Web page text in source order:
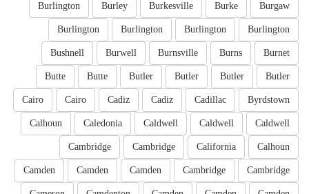
Burgaw
Burke
Burkesville
Burley
Burlington
Burlington
Burlington
Burlington
Burlington
Burnet
Burns
Burnsville
Burwell
Bushnell
Butler
Butler
Butler
Butler
Butte
Butte
Byrdstown
Cadillac
Cadiz
Cadiz
Cairo
Cairo
Caldwell
Caldwell
Caldwell
Caledonia
Calhoun
Calhoun
California
Cambridge
Cambridge
Cambridge
Cambridge
Camden
Camden
Camden